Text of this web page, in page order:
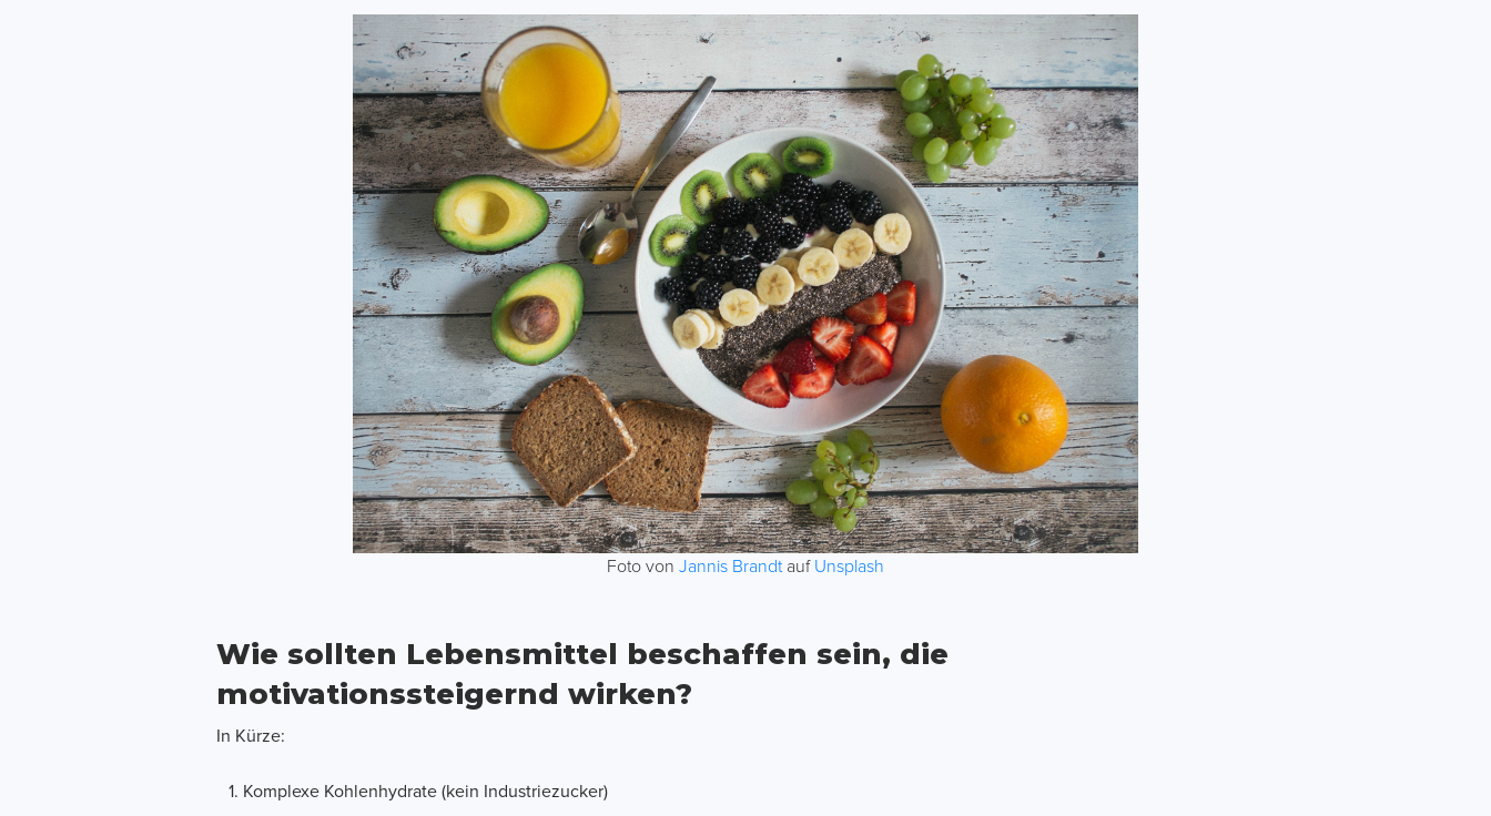
Foto von Jannis Brandtauf Unsplash
Wie sollten Lebensmittel beschaffen sein, die
motivationssteigernd wirken?
In Kürze:
Komplexe Kohlenhydrate (kein Industriezucker)